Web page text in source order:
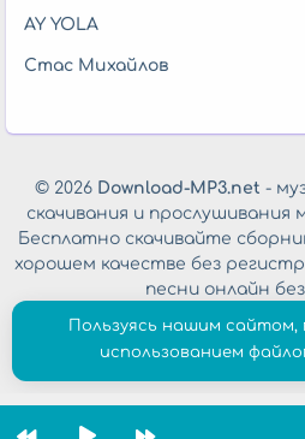
AY YOLA
Стас Михайлов
© 2026 Download-MP3.net -
скачивания и прослушивания
Бесплатно скачивайте
хорошем качестве без
песни онлайн
Обратная связь
Политика
Пользуясь нашим сайтом,
использованием